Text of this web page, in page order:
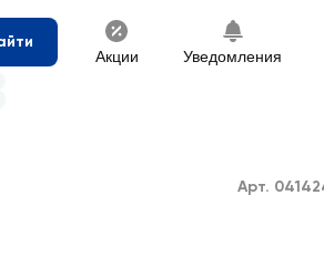
Акции Уведомления
Арт.